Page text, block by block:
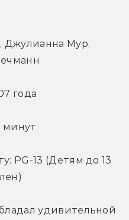
Джулианна Мур,
года
минут
PG-13 (Детям до 13
удивительной